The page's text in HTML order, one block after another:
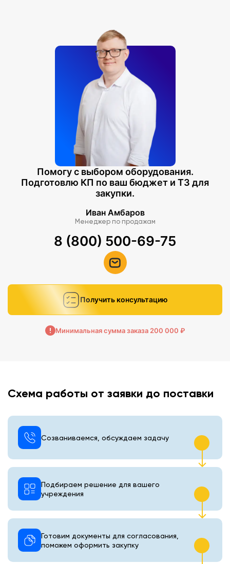
Помогу с выбором оборудования.
Подготовлю КП по ваш бюджет и ТЗ для
закупки.
Иван Амбаров
Менеджер по продажам
8 (800) 500-69-75
Получить консультацию
Минимальная сумма заказа 200 000 ₽
Схема работы от заявки до поставки
Созваниваемся, обсуждаем задачу
Подбираем решение для вашего
учреждения
Готовим документы для согласования,
поможем оформить закупку